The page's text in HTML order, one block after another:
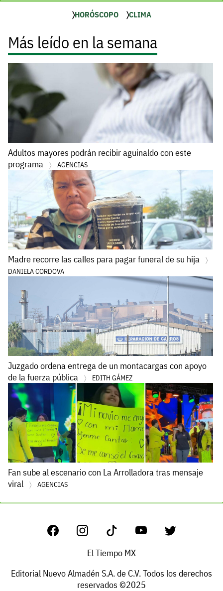
HORÓSCOPO CLIMA
Más leído en la semana
Adultos mayores podrán recibir aguinaldo con este
programa
AGENCIAS
Madre recorre las calles para pagar funeral de su hija
DANIELA CORDOVA
Juzgado ordena entrega de un montacargas con apoyo
de la fuerza pública
EDITH GÁMEZ
Fan sube al escenario con La Arrolladora tras mensaje
viral
AGENCIAS
El Tiempo MX
Editorial Nuevo Almadén S.A. de C.V. Todos los derechos
reservados ©2025